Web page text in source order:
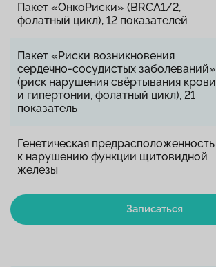
Пакет «ОнкоРиски» (BRCA1/2,
фолатный цикл), 12 показателей
Пакет «Риски возникновения
сердечно-сосудистых заболеваний»
(риск нарушения свёртывания крови
и гипертонии, фолатный цикл), 21
показатель
Генетическая предрасположенность
к нарушению функции щитовидной
железы
Записаться